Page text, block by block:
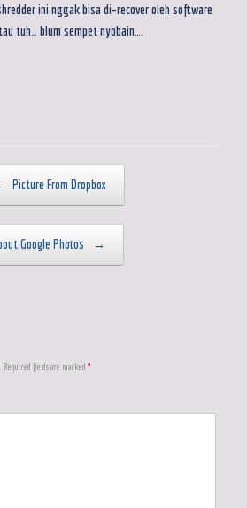
ini nggak bisa di-recover oleh software
tuh… blum sempet nyobain….
Picture From Dropbox
Google Photos →
Required fields are marked *